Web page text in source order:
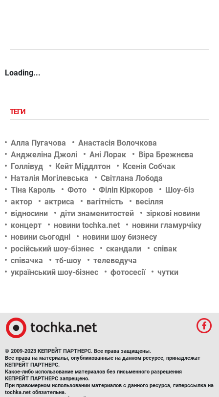
Loading...
ТЕГИ
Алла Пугачова
Анастасія Волочкова
Анджеліна Джолі
Ані Лорак
Віра Брежнєва
Голлівуд
Кейт Міддлтон
Ксенія Собчак
Наталія Могілевська
Світлана Лобода
Тіна Кароль
Фото Філіп Кіркоров
Шоу-біз
актор
актриса вагітність
весілля
відносини
діти знаменитостей
зіркові новини
концерт
новини tochka.net
новини гламурчіку
новини сьогодні
новини шоу бизнесу
російський шоу-бізнес
скандали
співак
співачка
тб-шоу
телеведуча
український шоу-бізнес
фотосесії чутки
© 2009-2023 КЕПРЕЙТ ПАРТНЕРС. Все права защищены.
Все права на материалы, опубликованные на данном ресурсе, принадлежат
КЕПРЕЙТ ПАРТНЕРС.
Какое-либо использование материалов без письменного разрешения
КЕПРЕЙТ ПАРТНЕРС запрещено.
При правомерном использовании материалов с данного ресурса, гиперссылка на
tochka.net обязательна.